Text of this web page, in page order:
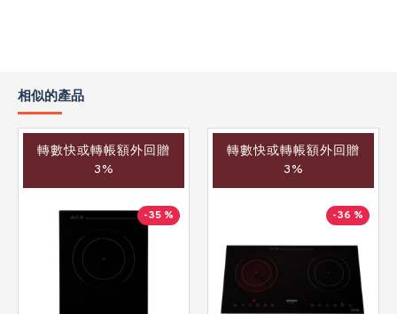
相似的產品
轉數快或轉帳額外回贈
3%
-35 %
轉數快或轉帳額外回贈
3%
-36 %